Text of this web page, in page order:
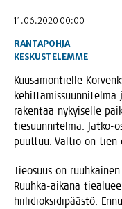
11.06.2020 00:00
RANTAPOHJA
KESKUSTELEMME
Kuusa­mon­tiel­le
raken­taa nykyi­sel­le
tie­suun­ni­tel­ma. Jat­ko-
puut­tuu. Val­tio on
Tie­o­suus on
Ruuh­ka-aika­na
hii­li­diok­si­di­pääs­tö.